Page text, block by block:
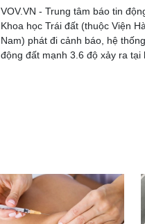
VOV.VN - Trung tâm báo tin
Khoa học Trái đất (thuộc Viện
Nam) phát đi cảnh báo, hệ
động đất mạnh 3.6 độ xảy ra tại